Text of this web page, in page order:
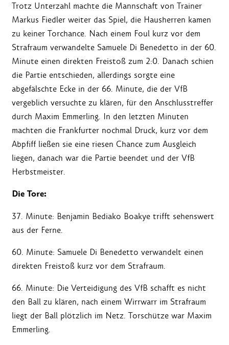
Trotz Unterzahl machte die Mannschaft von Trainer
Markus Fiedler weiter das Spiel, die Hausherren kamen
zu keiner Torchance. Nach einem Foul kurz vor dem
Strafraum verwandelte Samuele Di Benedetto in der 60.
Minute einen direkten Freistoß zum 2:0. Danach schien
die Partie entschieden, allerdings sorgte eine
abgefälschte Ecke in der 66. Minute, die der VfB
vergeblich versuchte zu klären, für den Anschlusstreffer
durch Maxim Emmerling. In den letzten Minuten
machten die Frankfurter nochmal Druck, kurz vor dem
Abpfiff ließen sie eine riesen Chance zum Ausgleich
liegen, danach war die Partie beendet und der VfB
Herbstmeister.
Die Tore:
37. Minute: Benjamin Bediako Boakye trifft sehenswert
aus der Ferne.
60. Minute: Samuele Di Benedetto verwandelt einen
direkten Freistoß kurz vor dem Strafraum.
66. Minute: Die Verteidigung des VfB schafft es nicht
den Ball zu klären, nach einem Wirrwarr im Strafraum
liegt der Ball plötzlich im Netz. Torschütze war Maxim
Emmerling.